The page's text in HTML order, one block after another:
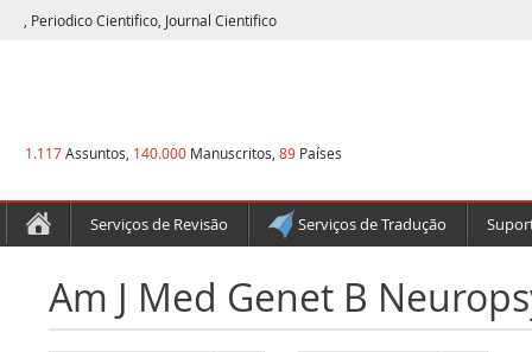
, Periodico Cientifico, Journal Cientifico
1.117Assuntos, 140.000 Manuscritos, 89 Países
Serviços de Revisão Serviços de Tradução
Am J Med Genet B